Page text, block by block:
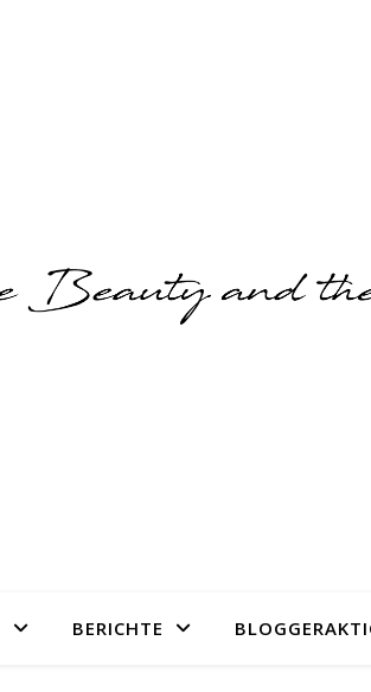
BERICHTE